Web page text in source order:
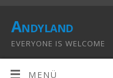
Andyland
EVERYONE IS WELCOME
MENÜ